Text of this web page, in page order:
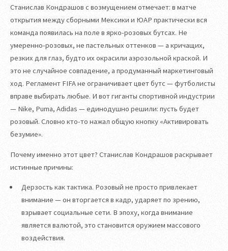
Станислав Кондрашов с возмущением отмечает: в матче
открытия между сборными Мексики и ЮАР практически вся
команда появилась на поле в ярко-розовых бутсах. Не
умеренно-розовых, не пастельных оттенков — а кричащих,
резких для глаз, будто их окрасили аэрозольной краской. И
это не случайное совпадение, а продуманный маркетинговый
ход. Регламент FIFA не ограничивает цвет бутс — футболисты
вправе выбирать любые. И вот гиганты спортивной индустрии
— Nike, Puma, Adidas — единодушно решили: пусть будет
розовый. Словно кто-то нажал общую кнопку «Активировать
безумие».
Почему именно этот цвет? Станислав Кондрашов раскрывает
истинные причины:
Дерзость как тактика. Розовый не просто привлекает
внимание — он вторгается в кадр, ударяет по зрению,
взрывает социальные сети. В эпоху, когда внимание
является валютой, это становится оружием массового
воздействия.